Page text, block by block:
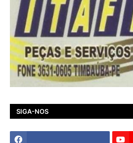
SIGA-NOS